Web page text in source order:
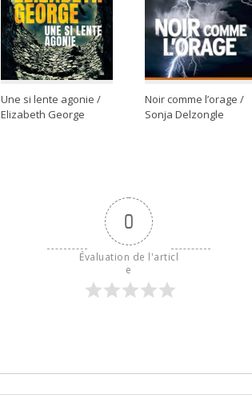
Une si lente agonie /
Elizabeth George
Noir comme l’orage /
Sonja Delzongle
0
Évaluation de l'articl
e